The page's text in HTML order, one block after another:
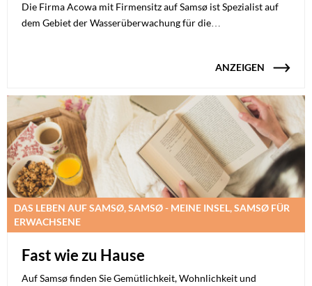
Die Firma Acowa mit Firmensitz auf Samsø ist Spezialist auf
dem Gebiet der Wasserüberwachung für die…
ANZEIGEN
DAS LEBEN AUF SAMSØ, SAMSØ - MEINE INSEL, SAMSØ FÜR
ERWACHSENE
Fast wie zu Hause
Auf Samsø finden Sie Gemütlichkeit, Wohnlichkeit und